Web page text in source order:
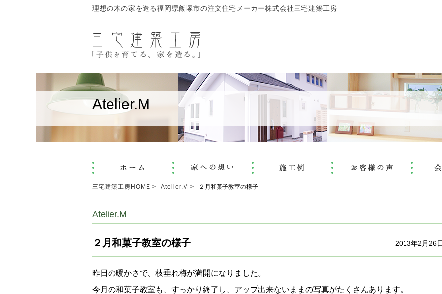
理想の木の家を造る福岡県飯塚市の注文住宅メーカー株式会社三宅建築工房
Atelier.M
三宅建築工房HOME Atelier.M ２月和菓子教室の様子
Atelier.M
２月和菓子教室の様子 2013年2月26
昨日の暖かさで、枝垂れ梅が満開になりました。
今月の和菓子教室も、すっかり終了し、アップ出来ないままの写真がたくさんあります。